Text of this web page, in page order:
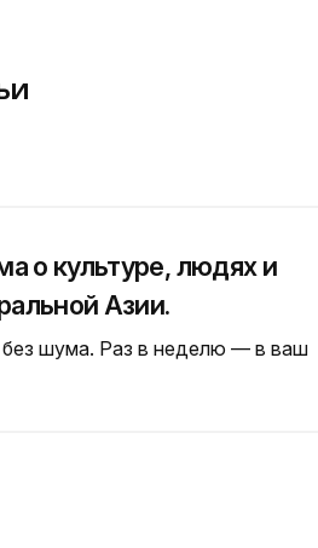
о культуре, людях и
Азии.
без шума. Раз в неделю — в ваш